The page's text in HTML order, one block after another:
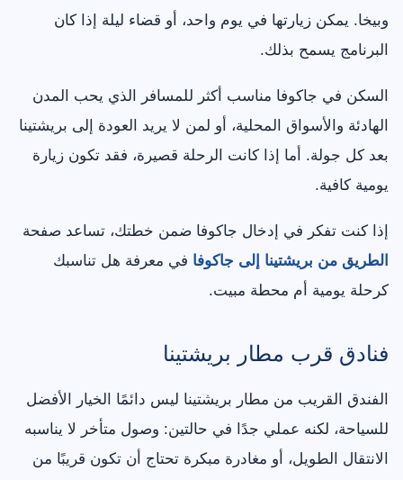
وبيخا. يمكن زيارتها في يوم واحد، أو قضاء ليلة إذا كان
البرنامج يسمح بذلك.
السكن في جاكوفا مناسب أكثر للمسافر الذي يحب المدن
الهادئة والأسواق المحلية، أو لمن لا يريد العودة إلى بريشتينا
بعد كل جولة. أما إذا كانت الرحلة قصيرة، فقد تكون زيارة
يومية كافية.
إذا كنت تفكر في إدخال جاكوفا ضمن خطتك، تساعد صفحة
الطريق من بريشتينا إلى جاكوفا في معرفة هل تناسبك
كرحلة يومية أم محطة مبيت.
فنادق قرب مطار بريشتينا
الفندق القريب من مطار بريشتينا ليس دائمًا الخيار الأفضل
للسياحة، لكنه عملي جدًا في حالتين: وصول متأخر لا يناسبه
الانتقال الطويل، أو مغادرة مبكرة تحتاج أن تكون قريبًا من